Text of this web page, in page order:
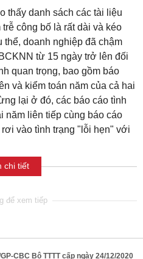
thấy danh sách các tài liệu
công bố là rất dài và kéo
thể, doanh nghiệp đã chậm
từ 15 ngày trở lên đối
quan trọng, bao gồm báo
và kiểm toán năm của cả hai
lại ở đó, các báo cáo tình
năm liên tiếp cùng báo cáo
vào tình trạng "lỗi hẹn" với
chi tiết
CBC Bộ TTTT cấp ngày 24/12/2020